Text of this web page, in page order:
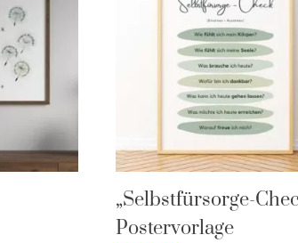
„Selbstfürsorge-
Postervorlage